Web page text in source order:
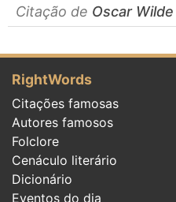
Citação de Oscar Wilde
RightWords
Citações famosas
Autores famosos
Folclore
Cenáculo literário
Dicionário
Eventos do dia